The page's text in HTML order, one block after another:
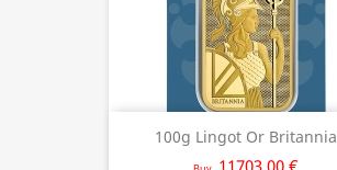
100g Lingot Or Britannia
11703.00 €